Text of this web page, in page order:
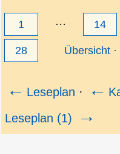
1 ··· 14
28 Übersicht
← Leseplan · ←
Leseplan (1)
→